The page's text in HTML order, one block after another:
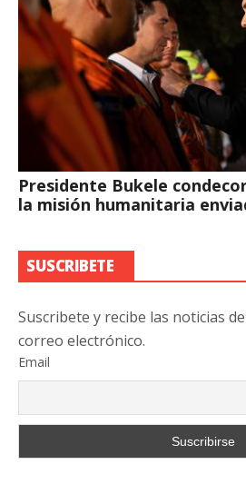
Presidente Bukele
la misión humanitaria
SUSCRIBETE
Suscribete y recibe las noticias
correo electrónico.
Email